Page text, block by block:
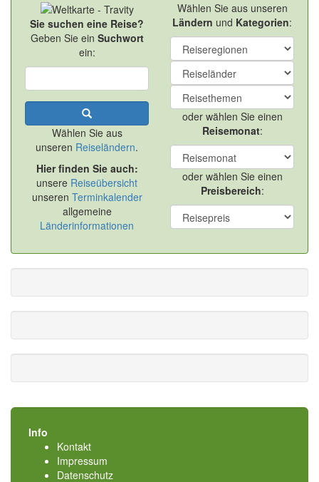
Sie suchen eine Reise?
Geben Sie ein Suchwort
ein:
Wählen Sie aus
unseren Reiseländern.
Hier finden Sie auch:
unsere Reiseübersicht
unseren Terminkalender
allgemeine
Länderinformationen
Wählen Sie aus unseren
Ländern und Kategorien:
oder wählen Sie einen
Reisemonat:
oder wählen Sie einen
Preisbereich:
Info
Kontakt
Impressum
Datenschutz